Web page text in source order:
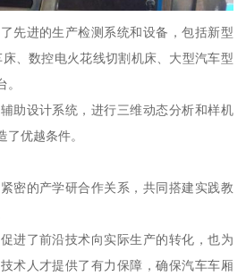
先进的生产检测系统和设备，包括新型
、数控电火花线切割机床、大型汽车型
助设计系统，进行三维动态分析和样机
优越条件。
密的产学研合作关系，共同搭建实践教
进了前沿技术向实际生产的转化，也为
术人才提供了有力保障，确保汽车车厢